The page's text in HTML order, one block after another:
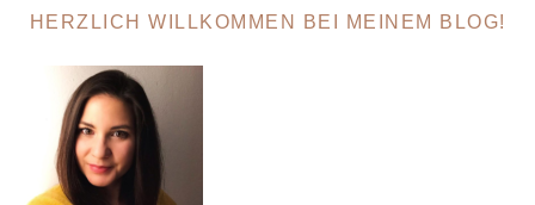
HERZLICH WILLKOMMEN BEI MEINEM BLOG!